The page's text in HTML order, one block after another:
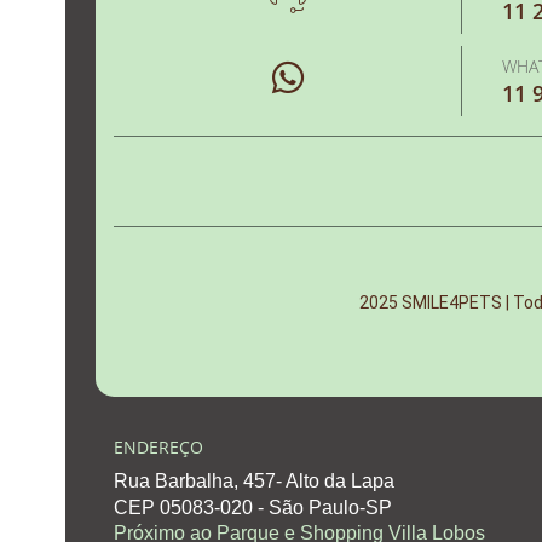
11
11
2025 SMILE4PETS |
ENDEREÇO
Rua Barbalha, 457- Alto da Lapa
CEP 05083-020 - São Paulo-SP
Próximo ao Parque e Shopping Villa Lobos